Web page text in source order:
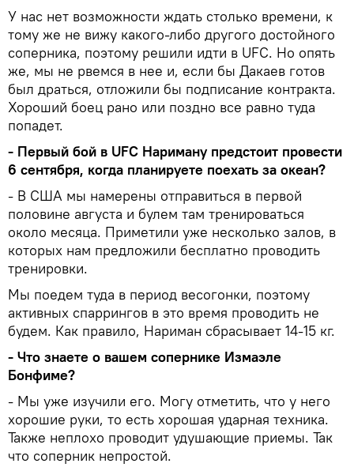
У нас нет возможности ждать столько времени, к
тому же не вижу какого-либо другого достойного
соперника, поэтому решили идти в UFC. Но опять
же, мы не рвемся в нее и, если бы Дакаев готов
был драться, отложили бы подписание контракта.
Хороший боец рано или поздно все равно туда
попадет.
- Первый бой в UFC Нариману предстоит провести
6 сентября, когда планируете поехать за океан?
- В США мы намерены отправиться в первой
половине августа и булем там тренироваться
около месяца. Приметили уже несколько залов, в
которых нам предложили бесплатно проводить
тренировки.
Мы поедем туда в период весогонки, поэтому
активных спаррингов в это время проводить не
будем. Как правило, Нариман сбрасывает 14-15 кг.
- Что знаете о вашем сопернике Измаэле
Бонфиме?
- Мы уже изучили его. Могу отметить, что у него
хорошие руки, то есть хорошая ударная техника.
Также неплохо проводит удушающие приемы. Так
что соперник непростой.